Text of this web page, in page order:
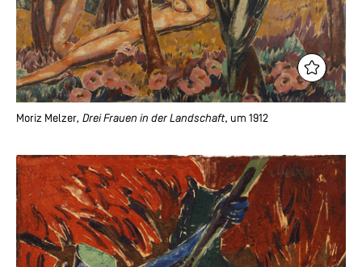
Moriz Melzer, Drei Frauen in der Landschaft, um 1912